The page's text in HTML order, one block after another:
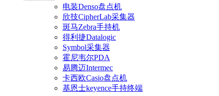
电装Denso盘点机
欣技CipherLab采集器
斑马Zebra手持机
得利捷Datalogic
Symbol采集器
霍尼韦尔PDA
易腾迈Intermec
卡西欧Casio盘点机
基恩士keyence手持终端